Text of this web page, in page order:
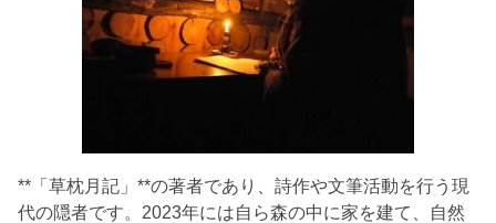
**「草枕月記」**の著者であり、詩作や文筆活動を行う現
代の隠者です。2023年には自ら森の中に家を建て、自然